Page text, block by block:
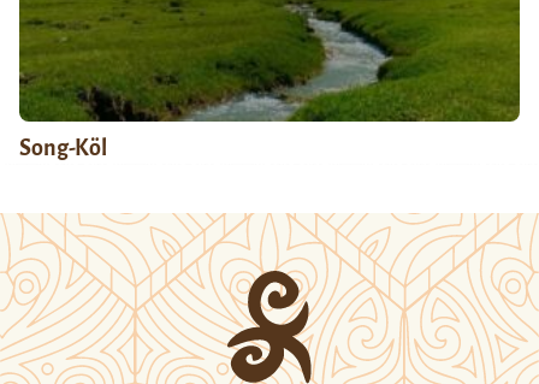
Song-Köl